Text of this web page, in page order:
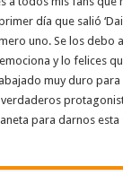
día que salió
uno. Se los debo
y lo felices
muy duro
para darnos